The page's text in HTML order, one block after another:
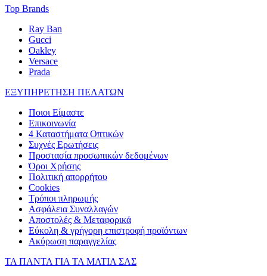
Top Brands
Ray Ban
Gucci
Oakley
Versace
Prada
ΕΞΥΠΗΡΕΤΗΣΗ ΠΕΛΑΤΩΝ
Ποιοι Είμαστε
Επικοινωνία
4 Καταστήματα Οπτικών
Συχνές Ερωτήσεις
Προστασία προσωπικών δεδομένων
Όροι Χρήσης
Πολιτική απορρήτου
Cookies
Τρόποι πληρωμής
Ασφάλεια Συναλλαγών
Αποστολές & Μεταφορικά
Εύκολη & γρήγορη επιστροφή προϊόντων
Ακύρωση παραγγελίας
ΤΑ ΠΑΝΤΑ ΓΙΑ ΤΑ ΜΑΤΙΑ ΣΑΣ